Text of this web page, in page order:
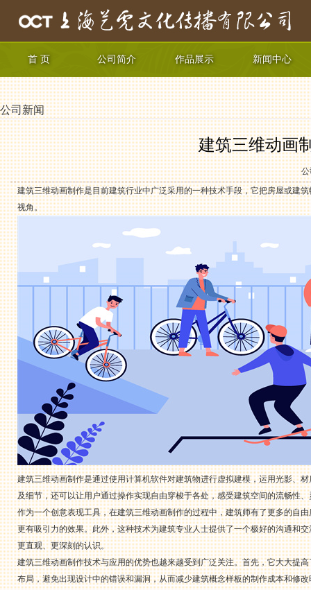
首 页 公司简介 作品展示 新闻中心
公司新闻
建筑三维动画
公
建筑三维动画制作是目前建筑行业中广泛采用的一种技术手段，它把房屋或建
视角。
建筑三维动画制作是通过使用计算机软件对建筑物进行虚拟建模，运用光影、
及细节，还可以让用户通过操作实现自由穿梭于各处，感受建筑空间的流畅性
作为一个创意表现工具，在建筑三维动画制作的过程中，建筑师有了更多的自
更有吸引力的效果。此外，这种技术为建筑专业人士提供了一个极好的沟通和
更直观、更深刻的认识。
建筑三维动画制作技术与应用的优势也越来越受到广泛关注。首先，它大大提
布局，避免出现设计中的错误和漏洞，从而减少建筑概念样板的制作成本和修改